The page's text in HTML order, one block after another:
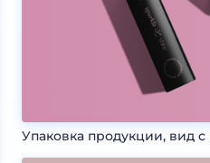
Упаковка продукции, вид с